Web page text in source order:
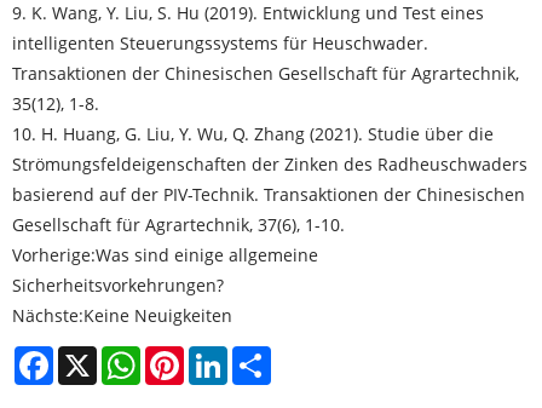
9. K. Wang, Y. Liu, S. Hu (2019). Entwicklung und Test eines
intelligenten Steuerungssystems für Heuschwader.
Transaktionen der Chinesischen Gesellschaft für Agrartechnik,
35(12), 1-8.
10. H. Huang, G. Liu, Y. Wu, Q. Zhang (2021). Studie über die
Strömungsfeldeigenschaften der Zinken des Radheuschwaders
basierend auf der PIV-Technik. Transaktionen der Chinesischen
Gesellschaft für Agrartechnik, 37(6), 1-10.
Vorherige:Was sind einige allgemeine
Sicherheitsvorkehrungen?
Nächste:Keine Neuigkeiten
Facebook
X WhatsAppPinterestLinkedIn